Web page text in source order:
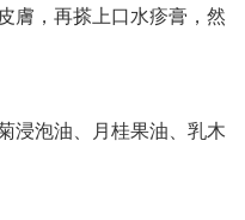
膚，再搽上口水疹膏，然
浸泡油、月桂果油、乳木